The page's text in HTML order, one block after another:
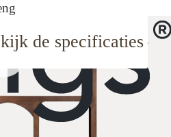
de specificaties